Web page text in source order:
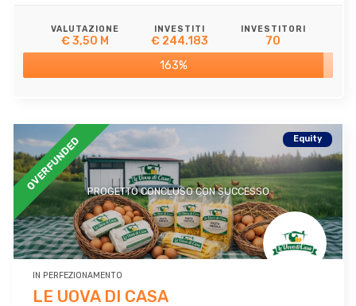
VALUTAZIONE
€ 3,50 M
INVESTITI
€ 244.183
INVESTITORI
70
163%
PROGETTO CONCLUSO CON SUCCESSO
OVERFUNDED Equity
IN PERFEZIONAMENTO
LE UOVA DI CASA